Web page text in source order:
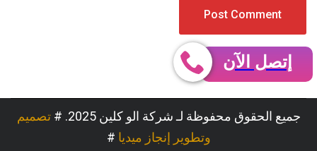
جميع الحقوق محفوظة لـ شركة الو كلين 2025. #
تصميم
وتطوير إنجاز ميديا #
إتصل الآن